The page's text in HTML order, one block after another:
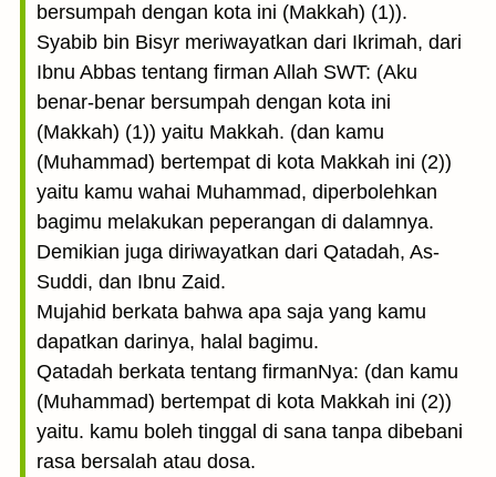
bersumpah dengan kota ini (Makkah) (1)).
Syabib bin Bisyr meriwayatkan dari Ikrimah, dari
Ibnu Abbas tentang firman Allah SWT: (Aku
benar-benar bersumpah dengan kota ini
(Makkah) (1)) yaitu Makkah. (dan kamu
(Muhammad) bertempat di kota Makkah ini (2))
yaitu kamu wahai Muhammad, diperbolehkan
bagimu melakukan peperangan di dalamnya.
Demikian juga diriwayatkan dari Qatadah, As-
Suddi, dan Ibnu Zaid.
Mujahid berkata bahwa apa saja yang kamu
dapatkan darinya, halal bagimu.
Qatadah berkata tentang firmanNya: (dan kamu
(Muhammad) bertempat di kota Makkah ini (2))
yaitu. kamu boleh tinggal di sana tanpa dibebani
rasa bersalah atau dosa.